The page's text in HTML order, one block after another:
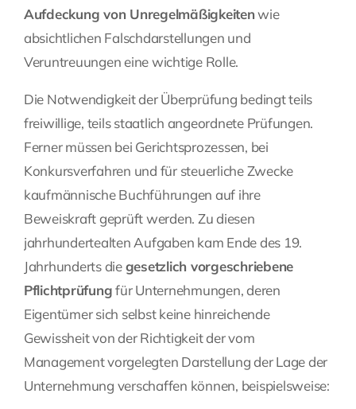
Aufdeckung von Unregelmäßigkeitenwie
absichtlichen Falschdarstellungen und
Veruntreuungen eine wichtige Rolle.
Die Notwendigkeit der Überprüfung bedingt teils
freiwillige, teils staatlich angeordnete Prüfungen.
Ferner müssen bei Gerichtsprozessen, bei
Konkursverfahren und für steuerliche Zwecke
kaufmännische Buchführungen auf ihre
Beweiskraft geprüft werden. Zu diesen
jahrhundertealten Aufgaben kam Ende des 19.
Jahrhunderts diegesetzlich vorgeschriebene
Pflichtprüfungfür Unternehmungen, deren
Eigentümer sich selbst keine hinreichende
Gewissheit von der Richtigkeit der vom
Management vorgelegten Darstellung der Lage der
Unternehmung verschaffen können, beispielsweise: